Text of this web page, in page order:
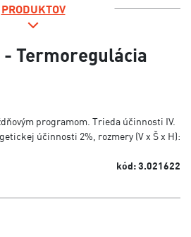
PRODUKTOV
Termoregulácia
programom. Trieda účinnosti IV.
účinnosti 2%, rozmery (V x Š x H):
kód: 3.021622